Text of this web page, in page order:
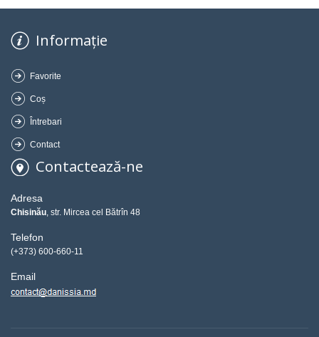
Informație
Favorite
Coș
Întrebari
Contact
Contactează-ne
Adresa
Chisinău, str. Mircea cel Bătrîn 48
Telefon
(+373) 600-660-11
Email